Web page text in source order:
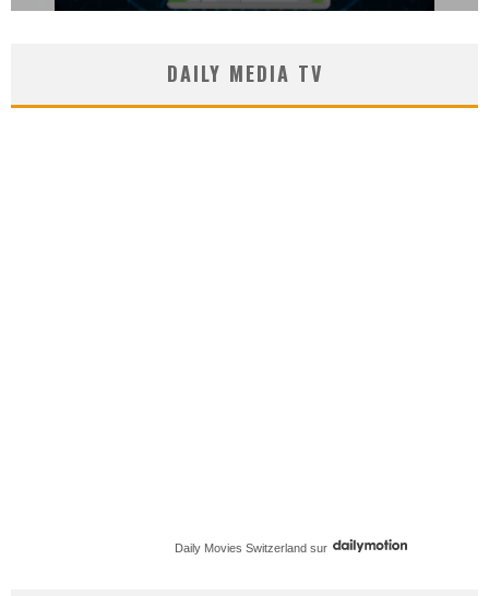
DAILY MEDIA TV
Daily Movies Switzerland sur